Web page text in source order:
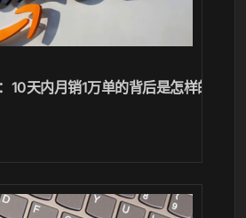
10天内月销1万单的背后是怎样的努力